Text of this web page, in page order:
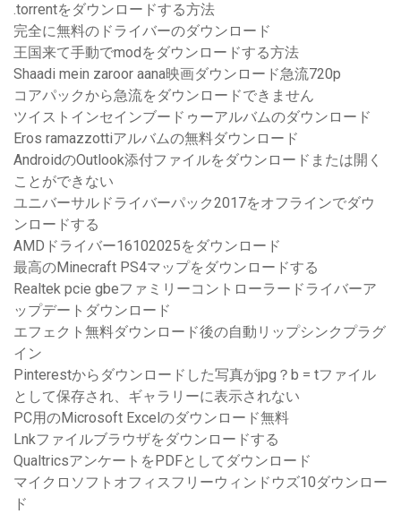
.torrentをダウンロードする方法
完全に無料のドライバーのダウンロード
王国来て手動でmodをダウンロードする方法
Shaadi mein zaroor aana映画ダウンロード急流720p
コアパックから急流をダウンロードできません
ツイストインセインブードゥーアルバムのダウンロード
Eros ramazzottiアルバムの無料ダウンロード
AndroidのOutlook添付ファイルをダウンロードまたは開く
ことができない
ユニバーサルドライバーパック2017をオフラインでダウ
ンロードする
AMDドライバー16102025をダウンロード
最高のMinecraft PS4マップをダウンロードする
Realtek pcie gbeファミリーコントローラードライバーア
ップデートダウンロード
エフェクト無料ダウンロード後の自動リップシンクプラグ
イン
Pinterestからダウンロードした写真がjpg？b = tファイル
として保存され、ギャラリーに表示されない
PC用のMicrosoft Excelのダウンロード無料
Lnkファイルブラウザをダウンロードする
QualtricsアンケートをPDFとしてダウンロード
マイクロソフトオフィスフリーウィンドウズ10ダウンロー
ド